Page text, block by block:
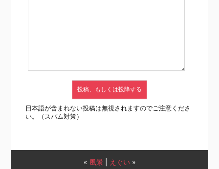
日本語が含まれない投稿は無視されますのでご注意くださ
い。（スパム対策）
« 風景| えぐい »